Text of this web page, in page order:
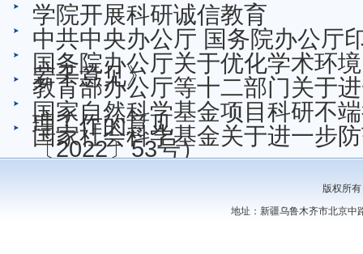
学院开展科研诚信教育
中共中央办公厅 国务院办公厅
若干意见》
国务院办公厅关于优化学术环
教育部办公厅等十二部门关于
理工作的意见
国家自然科学基金项目科研不
〔2022〕53号）
国家社会科学基金关于进一步
版权所
地址：新疆乌鲁木齐市北京